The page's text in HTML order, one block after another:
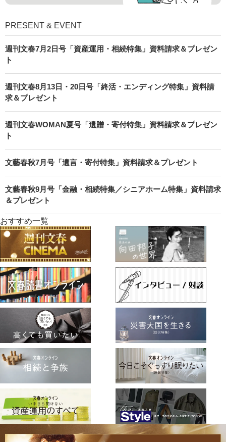
PRESENT & EVENT
週刊文春7月2日号「資産運用・相続特集」資料請求＆プレゼン
ト
週刊文春8月13日・20日号「終活・エンディング特集」資料請
求＆プレゼント
週刊文春WOMAN夏号「遺贈・寄付特集」資料請求＆プレゼン
ト
文藝春秋7月号「遺言・寄付特集」資料請求＆プレゼント
文藝春秋9月号「金融・相続特集／シニアホーム特集」資料請求
＆プレゼント
おすすめ一覧